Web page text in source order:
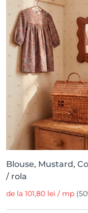
Blouse, Mustard,
/ rola
de la 101,80 lei / mp